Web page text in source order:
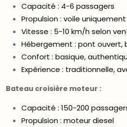
Capacité : 4-6 passagers
Propulsion : voile uniquement
Vitesse : 5-10 km/h selon
Hébergement : pont ouvert,
Confort : basique,
Expérience : traditionnelle,
Bateau croisière moteur :
Capacité : 150-200
Propulsion : moteur diesel